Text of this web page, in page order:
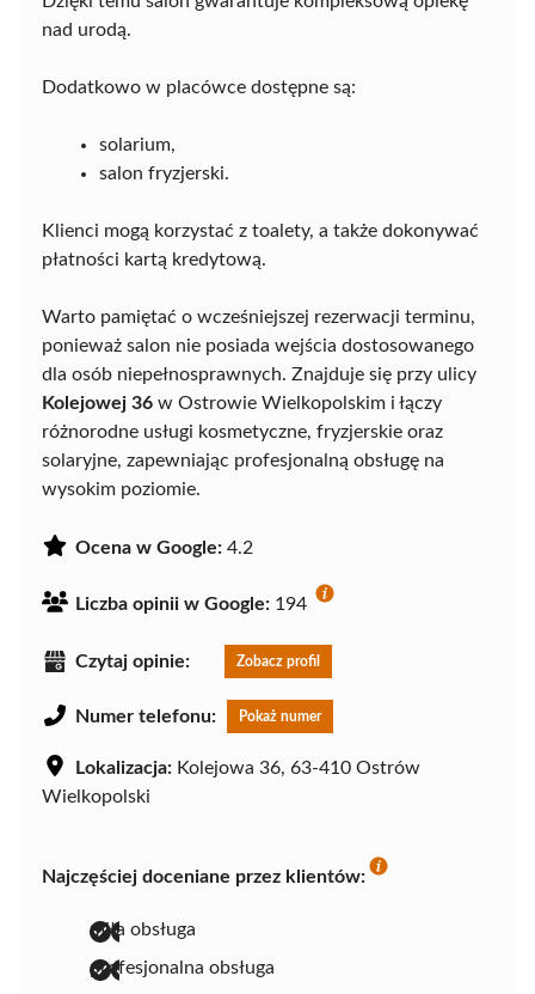
nad urodą.
Dodatkowo w placówce dostępne są:
solarium,
salon fryzjerski.
Klienci mogą korzystać z toalety, a także dokonywać
płatności kartą kredytową.
Warto pamiętać o wcześniejszej rezerwacji terminu,
ponieważ salon nie posiada wejścia dostosowanego
dla osób niepełnosprawnych. Znajduje się przy ulicy
Kolejowej 36 w Ostrowie Wielkopolskim i łączy
różnorodne usługi kosmetyczne, fryzjerskie oraz
solaryjne, zapewniając profesjonalną obsługę na
wysokim poziomie.
Ocena w Google: 4.2
Liczba opinii w Google: 194
Czytaj opinie: Zobacz profil
Numer telefonu: Pokaż numer
Lokalizacja: Kolejowa 36, 63-410 Ostrów
Wielkopolski
Najczęściej doceniane przez klientów:
miła obsługa
profesjonalna obsługa